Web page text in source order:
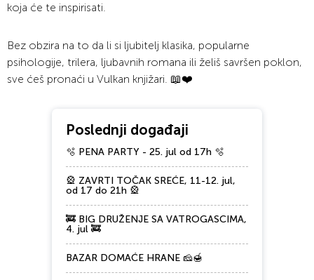
koja će te inspirisati.
Bez obzira na to da li si ljubitelj klasika, popularne
psihologije, trilera, ljubavnih romana ili želiš savršen poklon,
sve ćeš pronaći u Vulkan knjižari. 📖❤️
Poslednji događaji
🫧 PENA PARTY - 25. jul od 17h 🫧
🎡 ZAVRTI TOČAK SREĆE, 11-12. jul,
od 17 do 21h 🎡
🚒 BIG DRUŽENJE SA VATROGASCIMA,
4. jul 🚒
BAZAR DOMAĆE HRANE 🧀🍯